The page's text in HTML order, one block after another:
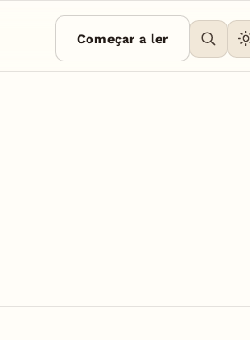
Começar a ler